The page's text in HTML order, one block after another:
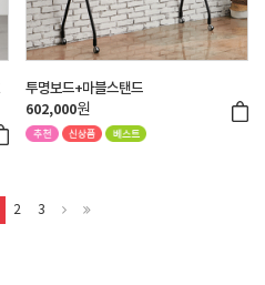
투명보드+마블스탠드
602,000원
2 3